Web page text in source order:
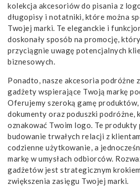
kolekcja akcesoriów do pisania z
długopisy i notatniki, które można
Twojej marki. Te eleganckie i
doskonały sposób na promocję,
przyciągnie uwagę potencjalnych
biznesowych.
Ponadto, nasze akcesoria podróżne
gadżety wspierające Twoją markę
Oferujemy szeroką gamę
dokumenty oraz poduszki podróżne,
oznakować Twoim logo. Te produkty
budowanie trwałych relacji z
codzienne użytkowanie, a
markę w umysłach odbiorców.
gadżetów jest strategicznym
zwiększenia zasięgu Twojej marki.